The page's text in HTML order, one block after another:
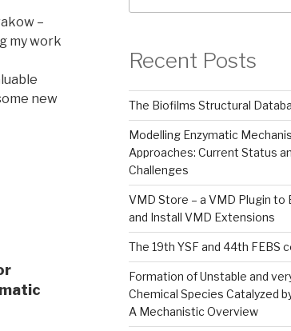
–
my work
new
Recent Posts
The Biofilms Structural
Modelling Enzymatic
Approaches: Current Status
Challenges
VMD Store – a VMD Plugin to
and Install VMD Extensions
The 19th YSF and 44th FEBS
Formation of Unstable and
Chemical Species Catalyzed
A Mechanistic Overview